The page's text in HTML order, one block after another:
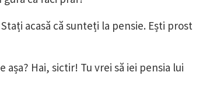
acasă că sunteți la pensie. Ești prost
Hai, sictir! Tu vrei să iei pensia lui